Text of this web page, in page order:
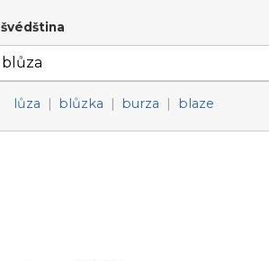
švédština
lůza | blůzka | burza | blaze